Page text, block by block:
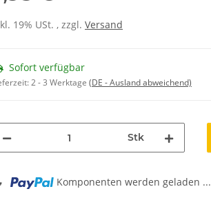
19% USt. , zzgl. Versand
Sofort verfügbar
2 - 3 Werktage (DE - Ausland abweichend)
Stk
Komponenten werden geladen ...